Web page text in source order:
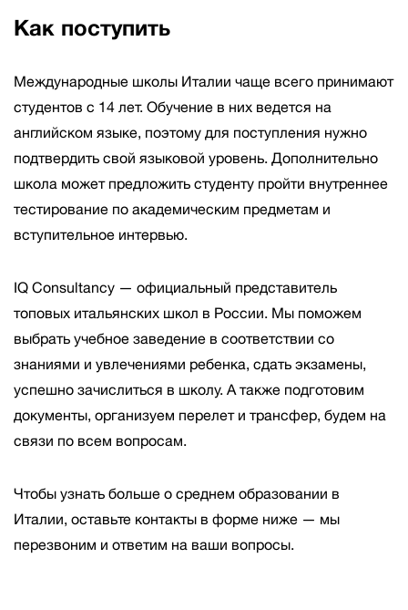
Как поступить
Международные школы Италии чаще всего принимают
студентов с 14 лет. Обучение в них ведется на
английском языке, поэтому для поступления нужно
подтвердить свой языковой уровень. Дополнительно
школа может предложить студенту пройти внутреннее
тестирование по академическим предметам и
вступительное интервью.
IQ Consultancy — официальный представитель
топовых итальянских школ в России. Мы поможем
выбрать учебное заведение в соответствии со
знаниями и увлечениями ребенка, сдать экзамены,
успешно зачислиться в школу. А также подготовим
документы, организуем перелет и трансфер, будем на
связи по всем вопросам.
Чтобы узнать больше о среднем образовании в
Италии, оставьте контакты в форме ниже — мы
перезвоним и ответим на ваши вопросы.